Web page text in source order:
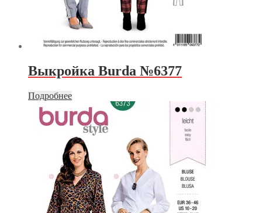
Выкройка Burda №6377
Подробнее